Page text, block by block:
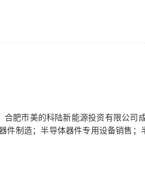
肥市美的科陆新能源投资有限公司
件制造；半导体器件专用设备销售